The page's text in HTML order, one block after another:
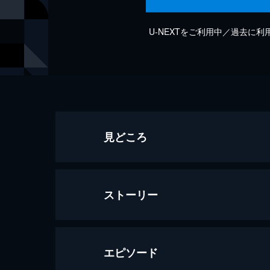
U-NEXTをご利用中／過去に利
見どころ
ストーリー
エピソード